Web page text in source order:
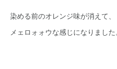
染める前のオレンジ味が消えて、
メェロォォウな感じになりました